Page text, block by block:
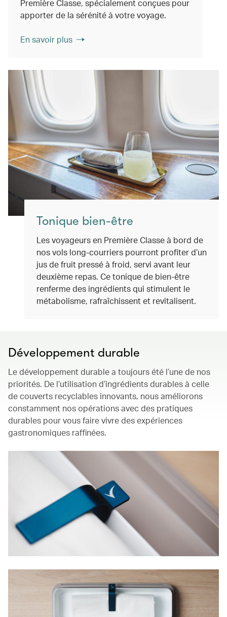
Première Classe, spécialement conçues pour
apporter de la sérénité à votre voyage.
En savoir plus
Tonique bien-être
Les voyageurs en Première Classe à bord de
nos vols long-courriers pourront profiter d’un
jus de fruit pressé à froid, servi avant leur
deuxième repas. Ce tonique de bien-être
renferme des ingrédients qui stimulent le
métabolisme, rafraîchissent et revitalisent.
Développement durable
Le développement durable a toujours été l’une de nos
priorités. De l’utilisation d’ingrédients durables à celle
de couverts recyclables innovants, nous améliorons
constamment nos opérations avec des pratiques
durables pour vous faire vivre des expériences
gastronomiques raffinées.